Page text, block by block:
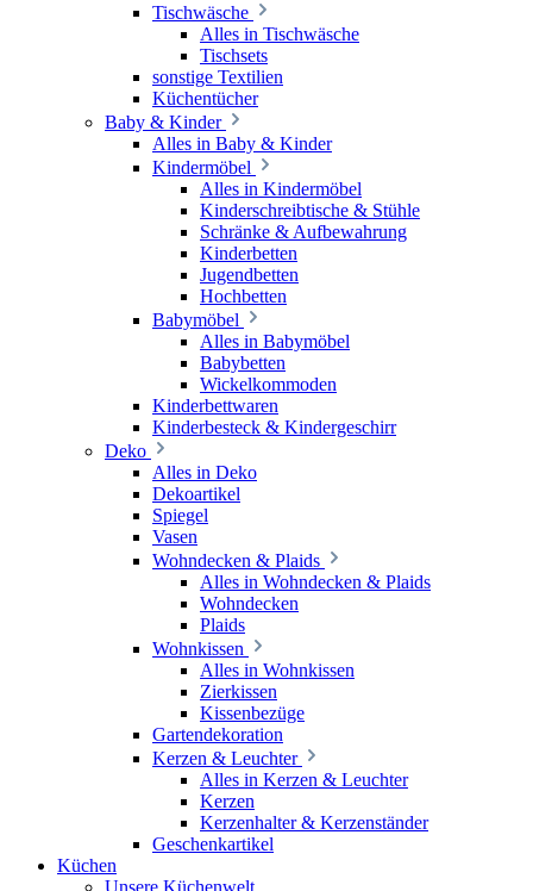
Tischwäsche
Alles in Tischwäsche
Tischsets
sonstige Textilien
Küchentücher
Baby & Kinder
Alles in Baby & Kinder
Kindermöbel
Alles in Kindermöbel
Kinderschreibtische & Stühle
Schränke & Aufbewahrung
Kinderbetten
Jugendbetten
Hochbetten
Babymöbel
Alles in Babymöbel
Babybetten
Wickelkommoden
Kinderbettwaren
Kinderbesteck & Kindergeschirr
Deko
Alles in Deko
Dekoartikel
Spiegel
Vasen
Wohndecken & Plaids
Alles in Wohndecken & Plaids
Wohndecken
Plaids
Wohnkissen
Alles in Wohnkissen
Zierkissen
Kissenbezüge
Gartendekoration
Kerzen & Leuchter
Alles in Kerzen & Leuchter
Kerzen
Kerzenhalter & Kerzenständer
Geschenkartikel
Küchen
Unsere Küchenwelt